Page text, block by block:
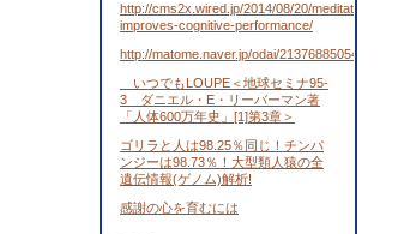
http://cms2x.wired.jp/2014/08/20/meditation-
improves-cognitive-performance/
http://matome.naver.jp/odai/2137688505443481701
いつでもLOUPE＜地球セミナ95-
3 ダニエル・E・リーバーマン著
「人体600万年史」[1]第3章＞
ゴリラと人は98.25％同じ！チンパ
ンジーは98.73％！大型類人猿の全
遺伝情報(ゲノム)解析!
感謝の心を育むには